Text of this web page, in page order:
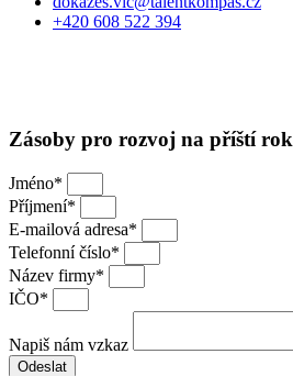
+420 608 522 394
Zásoby pro rozvoj na příští rok
Jméno*
Příjmení*
E-mailová adresa*
Telefonní číslo*
Název firmy*
IČO*
Napiš nám vzkaz
Odeslat